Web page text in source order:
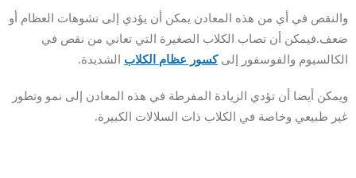
والنقص في أي من هذه المعادن يمكن أن يؤدي إلى تشوهات العظام أو
ضعف.فيمكن أن تصاب الكلاب الصغيرة التي تعاني من نقص في
الكالسيوم والفوسفور إلىكسور عظام الكلاب الشديدة.
ويمكن أيضا أن تؤدي الزيادة المفرطة في هذه المعادن إلى نمو وتطور
غير طبيعي وخاصة في الكلاب ذات السلالات الكبيرة.